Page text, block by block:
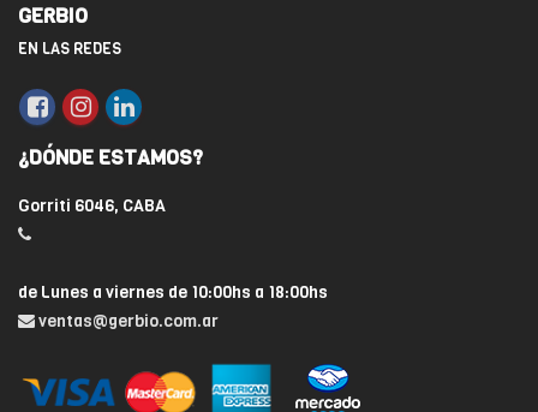
GERBIO
EN LAS REDES
¿DÓNDE ESTAMOS?
Gorriti 6046, CABA
de Lunes a viernes de 10:00hs a 18:00hs
ventas@gerbio.com.ar